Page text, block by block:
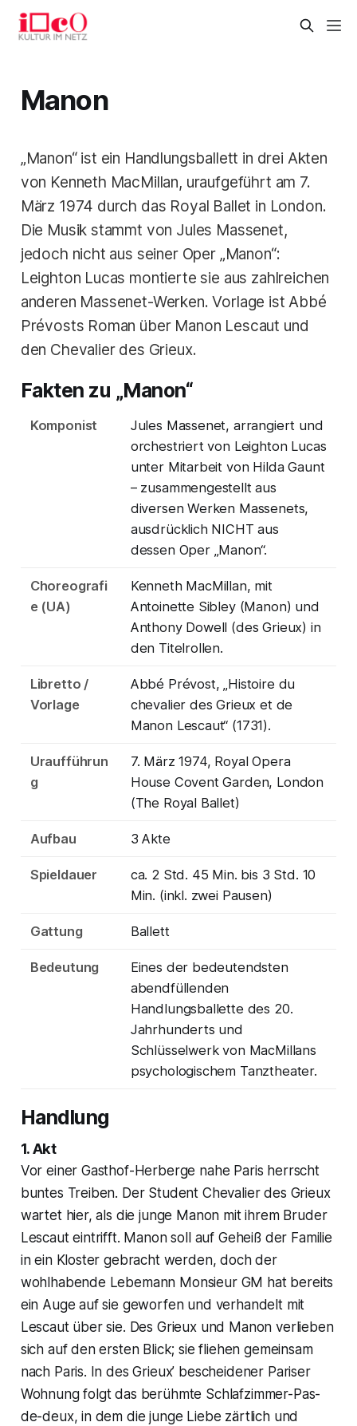
Manon
„Manon“ ist ein Handlungsballett in drei Akten
von Kenneth MacMillan, uraufgeführt am 7.
März 1974 durch das Royal Ballet in London.
Die Musik stammt von Jules Massenet,
jedoch nicht aus seiner Oper „Manon“:
Leighton Lucas montierte sie aus zahlreichen
anderen Massenet-Werken. Vorlage ist Abbé
Prévosts Roman über Manon Lescaut und
den Chevalier des Grieux.
Fakten zu „Manon“
Komponist
Jules Massenet, arrangiert und
orchestriert von Leighton Lucas
unter Mitarbeit von Hilda Gaunt
– zusammengestellt aus
diversen Werken Massenets,
ausdrücklich NICHT aus
dessen Oper „Manon“.
Choreografi
e (UA)
Kenneth MacMillan, mit
Antoinette Sibley (Manon) und
Anthony Dowell (des Grieux) in
den Titelrollen.
Libretto /
Vorlage
Abbé Prévost, „Histoire du
chevalier des Grieux et de
Manon Lescaut“ (1731).
Uraufführun
g
7. März 1974, Royal Opera
House Covent Garden, London
(The Royal Ballet)
Aufbau 3 Akte
Spieldauer
ca. 2 Std. 45 Min. bis 3 Std. 10
Min. (inkl. zwei Pausen)
Gattung Ballett
Bedeutung
Eines der bedeutendsten
abendfüllenden
Handlungsballette des 20.
Jahrhunderts und
Schlüsselwerk von MacMillans
psychologischem Tanztheater.
Handlung
1. Akt
Vor einer Gasthof-Herberge nahe Paris herrscht
buntes Treiben. Der Student Chevalier des Grieux
wartet hier, als die junge Manon mit ihrem Bruder
Lescaut eintrifft. Manon soll auf Geheiß der Familie
in ein Kloster gebracht werden, doch der
wohlhabende Lebemann Monsieur GM hat bereits
ein Auge auf sie geworfen und verhandelt mit
Lescaut über sie. Des Grieux und Manon verlieben
sich auf den ersten Blick; sie fliehen gemeinsam
nach Paris. In des Grieux’ bescheidener Pariser
Wohnung folgt das berühmte Schlafzimmer-Pas-
de-deux, in dem die junge Liebe zärtlich und